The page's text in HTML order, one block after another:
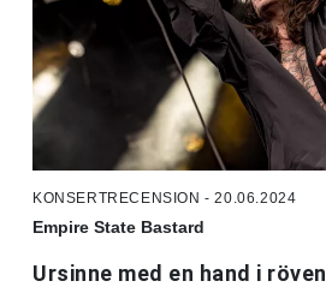
KONSERTRECENSION - 20.06.2024
Empire State Bastard
Ursinne med en hand i röven